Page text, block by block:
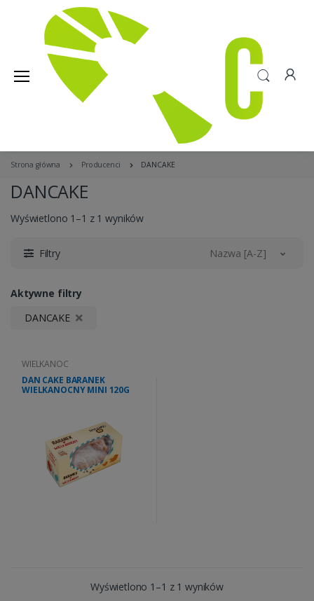
Strona główna Producenci DANCAKE
DANCAKE
Wyświetlono 1–1 z 1 wyników
Filtry Nazwa [A-Z]
Aktywne filtry
DANCAKE
WIELKANOC
DAN CAKE BARANEK
WIELKANOCNY MINI 120G
Wyświetlono 1–1 z 1 wyników